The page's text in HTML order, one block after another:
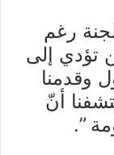
رغم
تؤدي إلى
وقدمنا
أنّ
”.